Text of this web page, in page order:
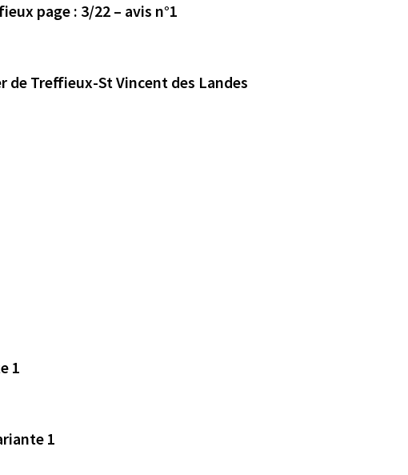
Avis déposé le 20/10/2023 en mairie de Treffieux page : 3/22 – avis n°1
de Treffieux-St Vincent des Landes
1
1